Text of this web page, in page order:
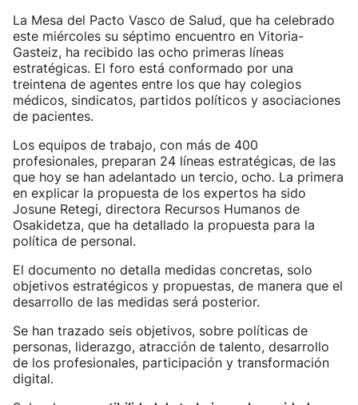
La Mesa del Pacto Vasco de Salud, que ha celebrado
este miércoles su séptimo encuentro en Vitoria-
Gasteiz, ha recibido las ocho primeras líneas
estratégicas. El foro está conformado por una
treintena de agentes entre los que hay colegios
médicos, sindicatos, partidos políticos y asociaciones
de pacientes.
Los equipos de trabajo, con más de 400
profesionales, preparan 24 líneas estratégicas, de las
que hoy se han adelantado un tercio, ocho. La primera
en explicar la propuesta de los expertos ha sido
Josune Retegi, directora Recursos Humanos de
Osakidetza, que ha detallado la propuesta para la
política de personal.
El documento no detalla medidas concretas, solo
objetivos estratégicos y propuestas, de manera que el
desarrollo de las medidas será posterior.
Se han trazado seis objetivos, sobre políticas de
personas, liderazgo, atracción de talento, desarrollo
de los profesionales, participación y transformación
digital.